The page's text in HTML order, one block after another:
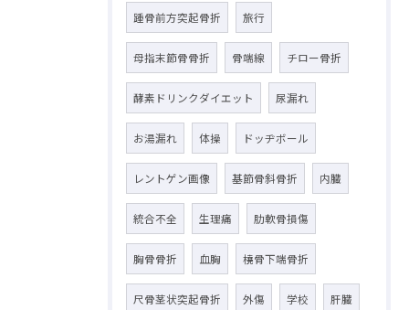
踵骨前方突起骨折 旅行
母指末節骨骨折 骨端線 チロー骨折
酵素ドリンクダイエット 尿漏れ
お湯漏れ 体操 ドッヂボール
レントゲン画像 基節骨斜骨折 内臓
統合不全 生理痛 肋軟骨損傷
胸骨骨折 血胸 橈骨下端骨折
尺骨茎状突起骨折 外傷 学校 肝臓